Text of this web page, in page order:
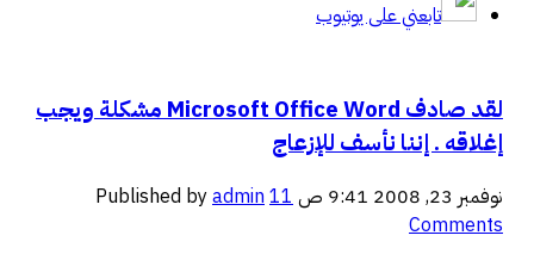
تابعني على يوتيوب
لقد صادف Microsoft Office Word مشكلة ويجب
إغلاقه . إننا نأسف للإزعاج
نوفمبر 23, 2008 9:41 ص Published byadmin11
Comments